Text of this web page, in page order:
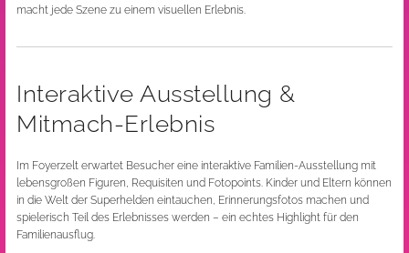
macht jede Szene zu einem visuellen Erlebnis.
Interaktive Ausstellung &
Mitmach-Erlebnis
Im Foyerzelt erwartet Besucher eine interaktive Familien-Ausstellung mit
lebensgroßen Figuren, Requisiten und Fotopoints. Kinder und Eltern können
in die Welt der Superhelden eintauchen, Erinnerungsfotos machen und
spielerisch Teil des Erlebnisses werden – ein echtes Highlight für den
Familienausflug.